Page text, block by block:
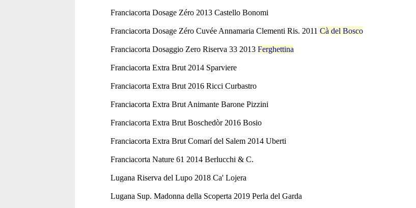
Franciacorta Dosage Zéro 2013 Castello Bonomi
Franciacorta Dosage Zéro Cuvée Annamaria Clementi Ris. 2011 Cà del Bosco
Franciacorta Dosaggio Zero Riserva 33 2013 Ferghettina
Franciacorta Extra Brut 2014 Sparviere
Franciacorta Extra Brut 2016 Ricci Curbastro
Franciacorta Extra Brut Animante Barone Pizzini
Franciacorta Extra Brut Boschedòr 2016 Bosio
Franciacorta Extra Brut Comarí del Salem 2014 Uberti
Franciacorta Nature 61 2014 Berlucchi & C.
Lugana Riserva del Lupo 2018 Ca' Lojera
Lugana Sup. Madonna della Scoperta 2019 Perla del Garda